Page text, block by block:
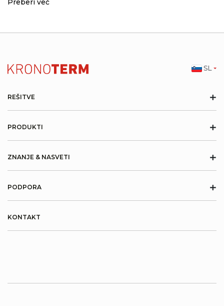
Preberi več
REŠITVE +
PRODUKTI +
ZNANJE & NASVETI +
PODPORA +
KONTAKT
SL